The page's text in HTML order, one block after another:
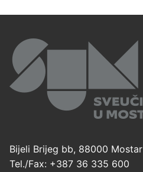
Bijeli Brijeg bb, 88000 Mostar
Tel./Fax: +387 36 335 600